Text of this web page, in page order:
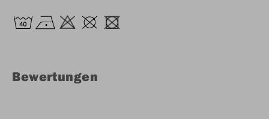
Bewertungen